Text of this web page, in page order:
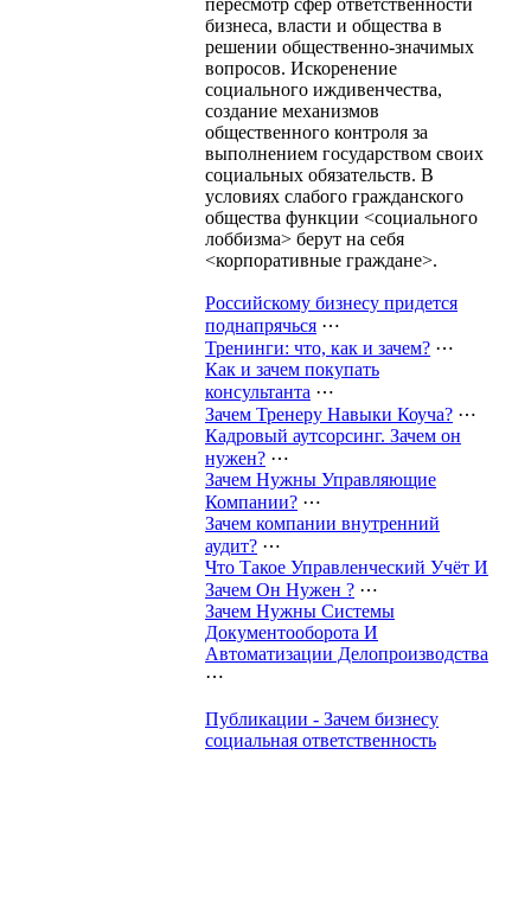
бизнеса, власти и общества в
решении общественно-значимых
вопросов. Искоренение
социального иждивенчества,
создание механизмов
общественного контроля за
выполнением государством своих
социальных обязательств. В
условиях слабого гражданского
общества функции <социального
лоббизма> берут на себя
<корпоративные граждане>.
Российскому бизнесу придется
поднапрячься ⋯
Тренинги: что, как и зачем? ⋯
Как и зачем покупать
консультанта ⋯
Зачем Тренеру Навыки Коуча? ⋯
Кадровый аутсорсинг. Зачем он
нужен? ⋯
Зачем Нужны Управляющие
Компании? ⋯
Зачем компании внутренний
аудит? ⋯
Что Такое Управленческий Учёт И
Зачем Он Нужен ? ⋯
Зачем Нужны Системы
Документооборота И
Автоматизации Делопроизводства
⋯
Публикации - Зачем бизнесу
социальная ответственность